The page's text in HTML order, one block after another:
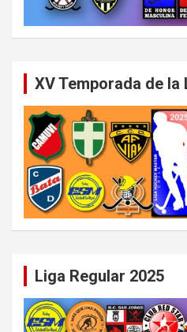
XV Temporada de
Liga Regular 2025